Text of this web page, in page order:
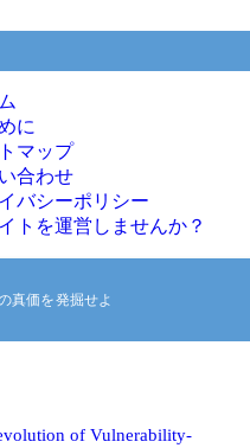
に
マップ
合わせ
バシーポリシー
トを運営しませんか？
真価を発掘せよ
of Vulnerability-